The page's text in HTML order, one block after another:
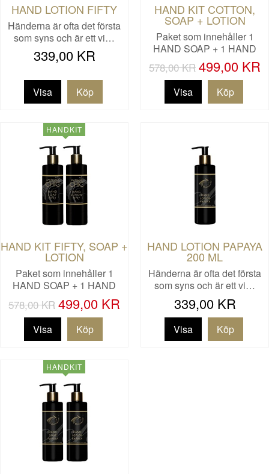
HAND LOTION FIFTY
Händerna är ofta det första
som syns och är ett vi…
339,00 KR
Visa
HAND KIT COTTON,
SOAP + LOTION
Paket som innehåller 1
HAND SOAP + 1 HAND
LOTION. …
578,00 KR 499,00 KR
Visa
HANDKIT
HAND KIT FIFTY, SOAP +
LOTION
Paket som innehåller 1
HAND SOAP + 1 HAND
LOTION. …
578,00 KR 499,00 KR
Visa
HAND LOTION PAPAYA
200 ML
Händerna är ofta det första
som syns och är ett vi…
339,00 KR
Visa
HANDKIT